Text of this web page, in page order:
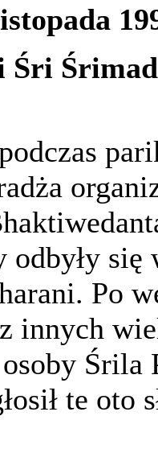
Śri
odbyły
Po
innych
Śrila
te oto